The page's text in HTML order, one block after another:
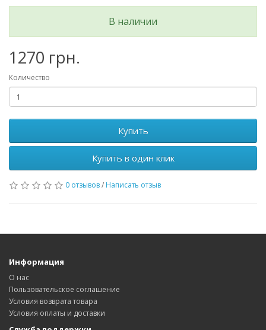
В наличии
1270 грн.
Количество
Купить
Купить в один клик
0 отзывов/ Написать отзыв
Информация
О нас
Пользовательское соглашение
Условия возврата товара
Условия оплаты и доставки